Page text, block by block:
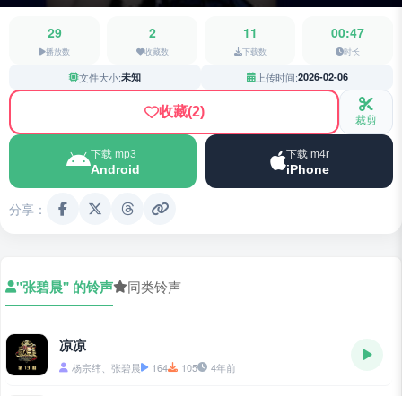
29
播放数
2
收藏数
11
下载数
00:47
时长
文件大小:未知 上传时间:2026-02-06
收藏(2) 裁剪
下载 mp3
Android
下载 m4r
iPhone
分享：
"张碧晨" 的铃声 同类铃声
凉凉
杨宗纬、张碧晨 164 105 4年前